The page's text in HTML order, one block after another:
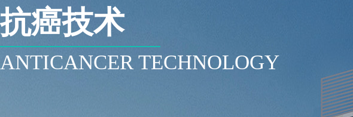
抗癌技术
ANTICANCER TECHNOLOGY